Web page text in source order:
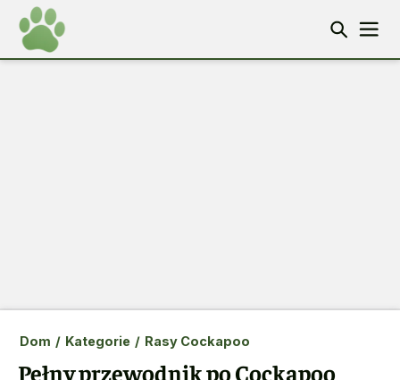
Dom / Kategorie / Rasy Cockapoo
Pełny przewodnik po Cockapoo